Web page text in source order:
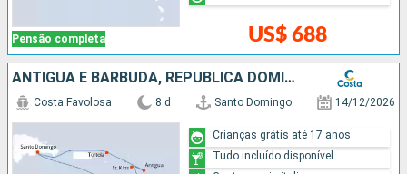
Pensão completa US$ 688
ANTIGUA E BARBUDA, REPUBLICA DOMINICANA
Costa Favolosa 8 d Santo Domingo 14/12/2026
Crianças grátis até 17 anos
Tudo incluído disponível